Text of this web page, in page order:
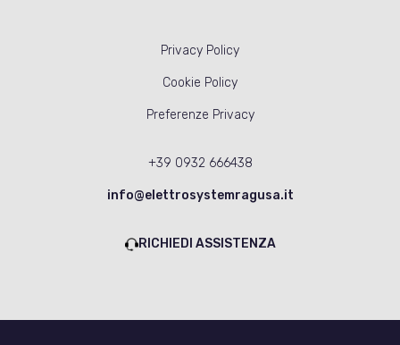
Privacy Policy
Cookie Policy
Preferenze Privacy
+39 0932 666438
info@elettrosystemragusa.it
RICHIEDI ASSISTENZA